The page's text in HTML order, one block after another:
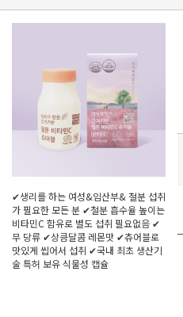
✔생리를 하는 여성&임산부& 철분 섭취
가 필요한 모든 분 ✔철분 흡수율 높이는
비타민C 함유로 별도 섭취 필요없음 ✔
무 당류 ✔상큼달콤 레몬맛 ✔츄어블로
맛있게 씹어서 섭취 ✔국내 최초 생산기
술 특허 보유 식물성 캡슐